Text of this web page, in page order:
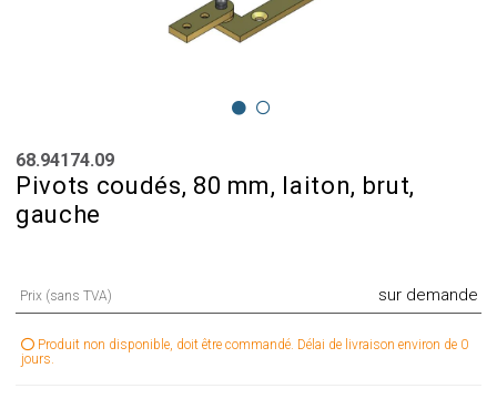
68.94174.09
Pivots coudés, 80 mm, laiton, brut,
gauche
Prix (sans TVA) sur demande
Produit non disponible, doit être commandé. Délai de livraison environ de 0
jours.